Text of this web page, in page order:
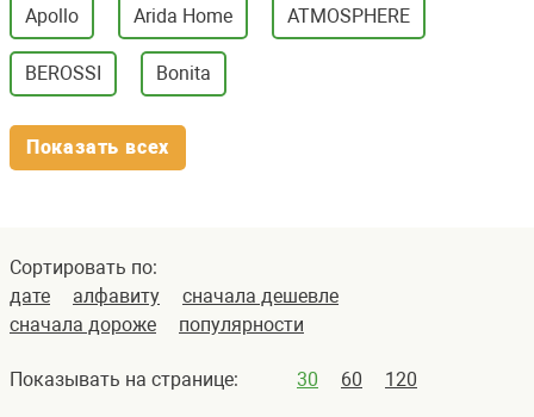
Apollo Arida Home ATMOSPHERE
BEROSSI Bonita
Показать всех
Сортировать по:
дате
алфавиту
сначала дешевле
сначала дороже
популярности
Показывать на странице: 30 60 120